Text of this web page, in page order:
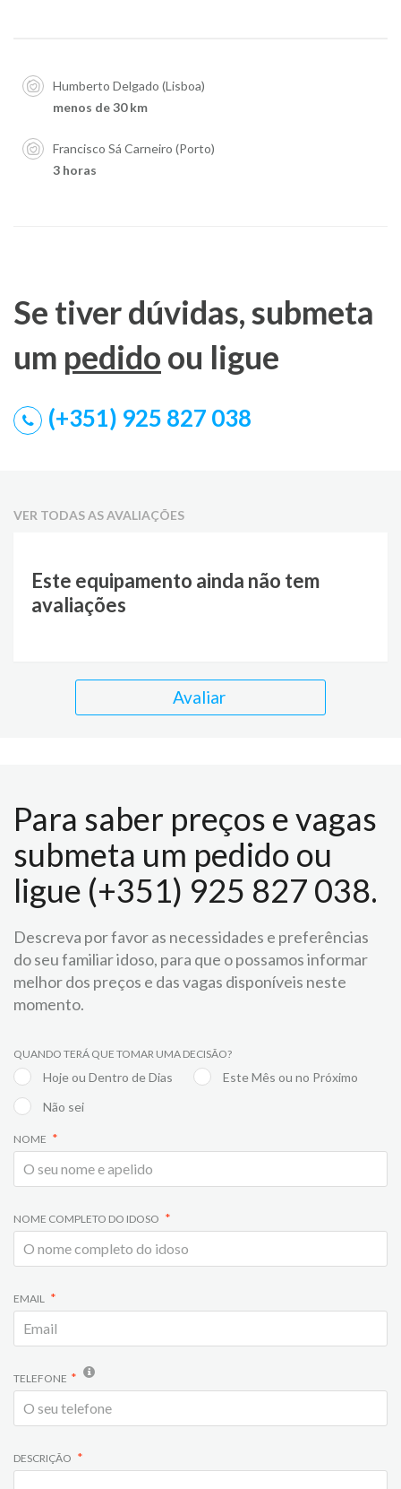
Humberto Delgado (Lisboa)
menos de 30 km
Francisco Sá Carneiro (Porto)
3 horas
Se tiver dúvidas, submeta
um pedido ou ligue
(+351) 925 827 038
VER TODAS AS AVALIAÇÕES
Este equipamento ainda não tem
avaliações
Avaliar
Para saber preços e vagas
submeta um pedido ou
ligue (+351) 925 827 038.
Descreva por favor as necessidades e preferências
do seu familiar idoso, para que o possamos informar
melhor dos preços e das vagas disponíveis neste
momento.
QUANDO TERÁ QUE TOMAR UMA DECISÃO?
Hoje ou Dentro de Dias
Este Mês ou no Próximo
Não sei
NOME
NOME COMPLETO DO IDOSO
EMAIL
TELEFONE
DESCRIÇÃO